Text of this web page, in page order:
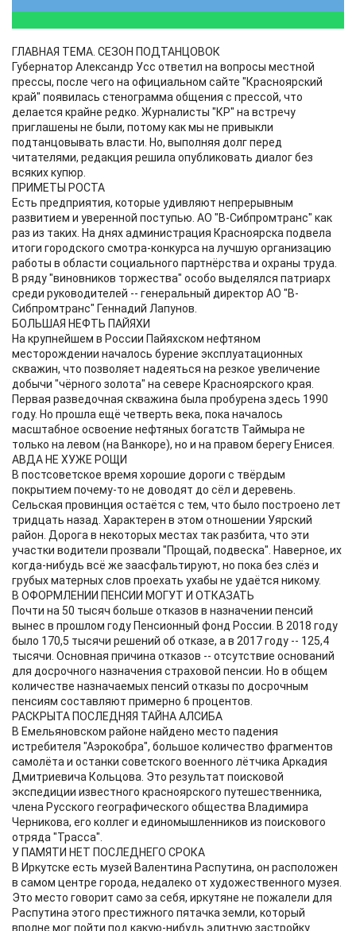
ГЛАВНАЯ ТЕМА. СЕЗОН ПОДТАНЦОВОК
Губернатор Александр Усс ответил на вопросы местной
прессы, после чего на официальном сайте "Красноярский
край" появилась стенограмма общения с прессой, что
делается крайне редко. Журналисты "КР" на встречу
приглашены не были, потому как мы не привыкли
подтанцовывать власти. Но, выполняя долг перед
читателями, редакция решила опубликовать диалог без
всяких купюр.
ПРИМЕТЫ РОСТА
Есть предприятия, которые удивляют непрерывным
развитием и уверенной поступью. АО "В-Сибпромтранс" как
раз из таких. На днях администрация Красноярска подвела
итоги городского смотра-конкурса на лучшую организацию
работы в области социального партнёрства и охраны труда.
В ряду "виновников торжества" особо выделялся патриарх
среди руководителей -- генеральный директор АО "В-
Сибпромтранс" Геннадий Лапунов.
БОЛЬШАЯ НЕФТЬ ПАЙЯХИ
На крупнейшем в России Пайяхском нефтяном
месторождении началось бурение эксплуатационных
скважин, что позволяет надеяться на резкое увеличение
добычи "чёрного золота" на севере Красноярского края.
Первая разведочная скважина была пробурена здесь 1990
году. Но прошла ещё четверть века, пока началось
масштабное освоение нефтяных богатств Таймыра не
только на левом (на Ванкоре), но и на правом берегу Енисея.
АВДА НЕ ХУЖЕ РОЩИ
В постсоветское время хорошие дороги с твёрдым
покрытием почему-то не доводят до сёл и деревень.
Сельская провинция остаётся с тем, что было построено лет
тридцать назад. Характерен в этом отношении Уярский
район. Дорога в некоторых местах так разбита, что эти
участки водители прозвали "Прощай, подвеска". Наверное, их
когда-нибудь всё же заасфальтируют, но пока без слёз и
грубых матерных слов проехать ухабы не удаётся никому.
В ОФОРМЛЕНИИ ПЕНСИИ МОГУТ И ОТКАЗАТЬ
Почти на 50 тысяч больше отказов в назначении пенсий
вынес в прошлом году Пенсионный фонд России. В 2018 году
было 170,5 тысячи решений об отказе, а в 2017 году -- 125,4
тысячи. Основная причина отказов -- отсутствие оснований
для досрочного назначения страховой пенсии. Но в общем
количестве назначаемых пенсий отказы по досрочным
пенсиям составляют примерно 6 процентов.
РАСКРЫТА ПОСЛЕДНЯЯ ТАЙНА АЛСИБА
В Емельяновском районе найдено место падения
истребителя "Аэрокобра", большое количество фрагментов
самолёта и останки советского военного лётчика Аркадия
Дмитриевича Кольцова. Это результат поисковой
экспедиции известного красноярского путешественника,
члена Русского географического общества Владимира
Черникова, его коллег и единомышленников из поискового
отряда "Трасса".
У ПАМЯТИ НЕТ ПОСЛЕДНЕГО СРОКА
В Иркутске есть музей Валентина Распутина, он расположен
в самом центре города, недалеко от художественного музея.
Это место говорит само за себя, иркутяне не пожалели для
Распутина этого престижного пятачка земли, который
вполне мог пойти под какую-нибудь элитную застройку.